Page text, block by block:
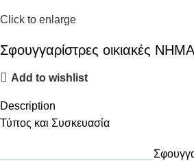
Click to enlarge
Σφουγγαρίστρες οικιακές NHMA
Add to wishlist
Description
Τύπος και Συσκευασία